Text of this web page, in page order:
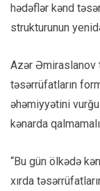
hədəflər kənd
strukturunun
Azər Əmiraslanov
təsərrüfatların
əhəmiyyətini
kənarda
“Bu gün ölkədə
xırda